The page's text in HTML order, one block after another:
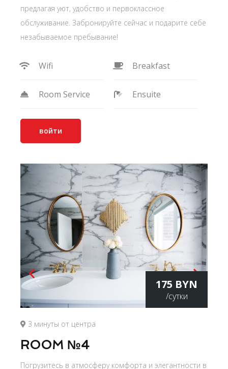
предлагая уют, удобство и первоклассное
обслуживание. Забронируйте сейчас и подарите себе
незабываемое пребывание!
Wifi Breakfast
Room Service Ensuite
войти
175 BYN
/сутки
3 минуты от центра
ROOM №4
Погрузитесь в атмосферу комфорта и элегантности в